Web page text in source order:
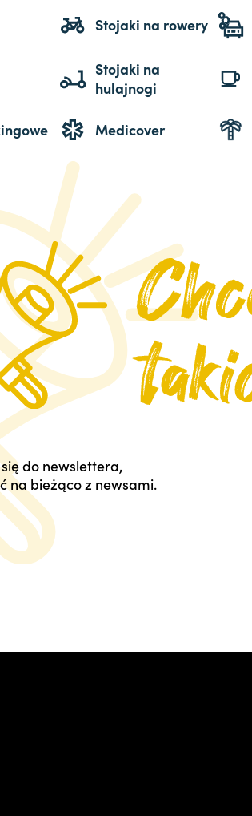
Stojaki na rowery
Stojaki na
hulajnogi
Medicover
do newslettera,
na bieżąco z newsami.